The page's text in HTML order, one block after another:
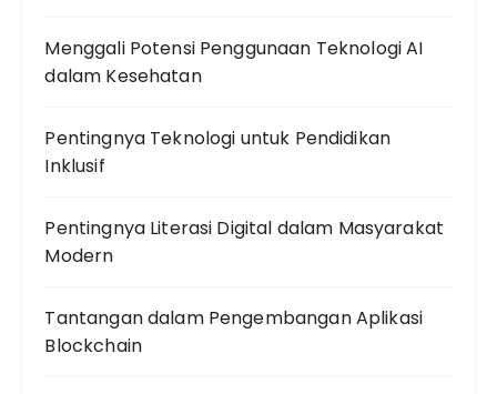
Menggali Potensi Penggunaan Teknologi AI
dalam Kesehatan
Pentingnya Teknologi untuk Pendidikan
Inklusif
Pentingnya Literasi Digital dalam Masyarakat
Modern
Tantangan dalam Pengembangan Aplikasi
Blockchain